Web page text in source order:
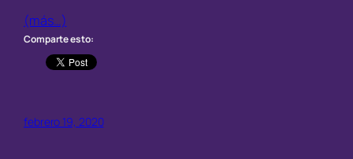
(más…)
Comparte esto:
febrero 19, 2020